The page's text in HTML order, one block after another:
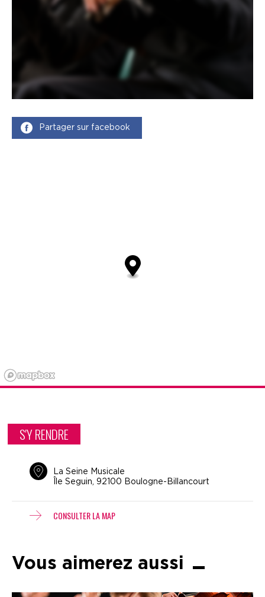
Partager sur facebook
S'Y RENDRE
La Seine Musicale
Île Seguin, 92100 Boulogne-Billancourt
CONSULTER LA MAP
Vous aimerez aussi